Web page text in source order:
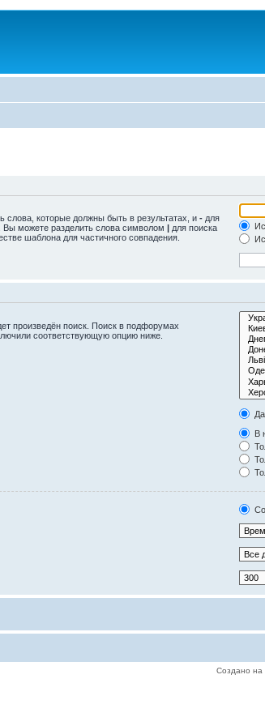
слова, которые должны быть в результатах, и - для
Вы можете разделить слова символом | для поиска
шаблона для частичного совпадения.
произведён поиск. Поиск в подфорумах
соответствующую опцию ниже.
Да
В
Создано на